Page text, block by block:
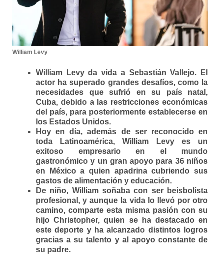
William Levy
William Levy da vida a Sebastián Vallejo. El
actor ha superado grandes desafíos, como la
necesidades que sufrió en su país natal,
Cuba, debido a las restricciones económicas
del país, para posteriormente establecerse en
los Estados Unidos.
Hoy en día, además de ser reconocido en
toda Latinoamérica, William Levy es un
exitoso empresario en el mundo
gastronómico y un gran apoyo para 36 niños
en México a quien apadrina cubriendo sus
gastos de alimentación y educación.
De niño, William soñaba con ser beisbolista
profesional, y aunque la vida lo llevó por otro
camino, comparte esta misma pasión con su
hijo Christopher, quien se ha destacado en
este deporte y ha alcanzado distintos logros
gracias a su talento y al apoyo constante de
su padre.